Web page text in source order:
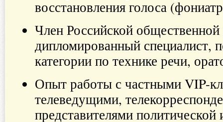
восстановления голоса
Член Российской общественной
дипломированный специалист,
категории по технике речи,
Опыт работы с частными VIP-
телеведущими,
представителями